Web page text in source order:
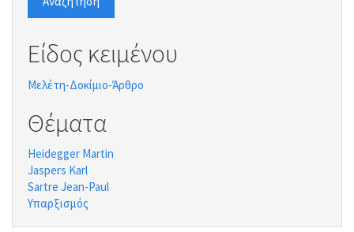
Είδος κειμένου
Μελέτη-Δοκίμιο-Άρθρο
Θέματα
Heidegger Martin
Jaspers Karl
Sartre Jean-Paul
Υπαρξισμός